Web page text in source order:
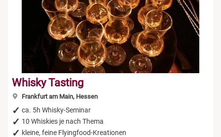
Whisky Tasting
Frankfurt am Main, Hessen
ca. 5h Whisky-Seminar
10 Whiskies je nach Thema
kleine, feine Flyingfood-Kreationen